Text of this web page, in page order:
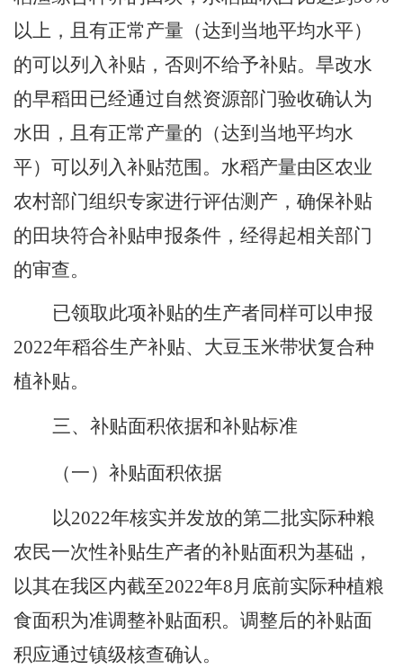
以上，且有正常产量（达到当地平均水平）
的可以列入补贴，否则不给予补贴。旱改水
的早稻田已经通过自然资源部门验收确认为
水田，且有正常产量的（达到当地平均水
平）可以列入补贴范围。水稻产量由区农业
农村部门组织专家进行评估测产，确保补贴
的田块符合补贴申报条件，经得起相关部门
的审查。
已领取此项补贴的生产者同样可以申报
2022年稻谷生产补贴、大豆玉米带状复合种
植补贴。
三、补贴面积依据和补贴标准
（一）补贴面积依据
以2022年核实并发放的第二批实际种粮
农民一次性补贴生产者的补贴面积为基础，
以其在我区内截至2022年8月底前实际种植粮
食面积为准调整补贴面积。调整后的补贴面
积应通过镇级核查确认。